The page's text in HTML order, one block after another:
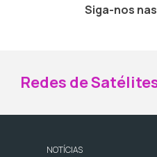
Siga-nos
Redes de
NOTÍCIAS